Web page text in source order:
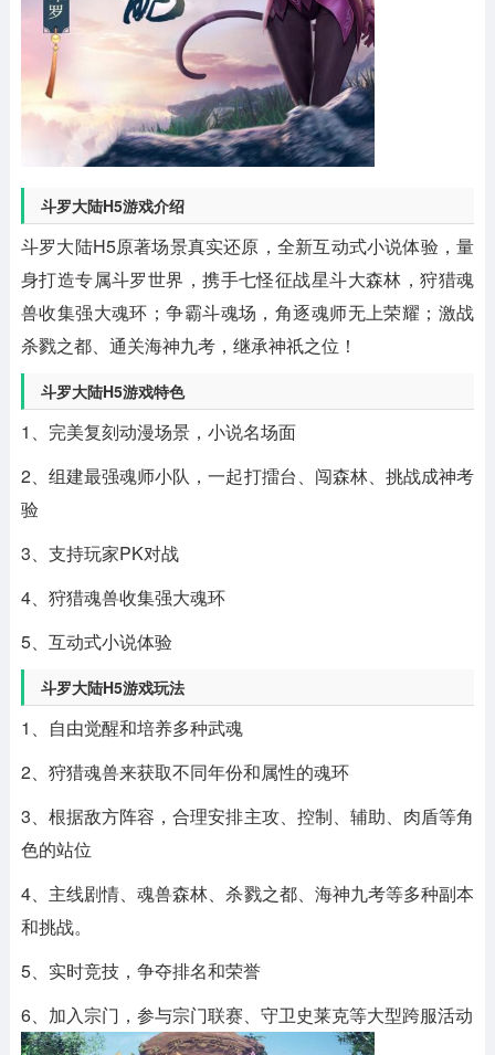
斗罗大陆H5游戏介绍
斗罗大陆H5原著场景真实还原，全新互动式小说体验，量
身打造专属斗罗世界，携手七怪征战星斗大森林，狩猎魂
兽收集强大魂环；争霸斗魂场，角逐魂师无上荣耀；激战
杀戮之都、通关海神九考，继承神祇之位！
斗罗大陆H5游戏特色
1、完美复刻动漫场景，小说名场面
2、组建最强魂师小队，一起打擂台、闯森林、挑战成神考
验
3、支持玩家PK对战
4、狩猎魂兽收集强大魂环
5、互动式小说体验
斗罗大陆H5游戏玩法
1、自由觉醒和培养多种武魂
2、狩猎魂兽来获取不同年份和属性的魂环
3、根据敌方阵容，合理安排主攻、控制、辅助、肉盾等角
色的站位
4、主线剧情、魂兽森林、杀戮之都、海神九考等多种副本
和挑战。
5、实时竞技，争夺排名和荣誉
6、加入宗门，参与宗门联赛、守卫史莱克等大型跨服活动